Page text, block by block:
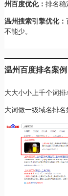
州百度优化： 排名稳
温州搜索引擎优化：
不能少。
温州百度排名案例
大大小小上千个词排
大词做一级域名排名